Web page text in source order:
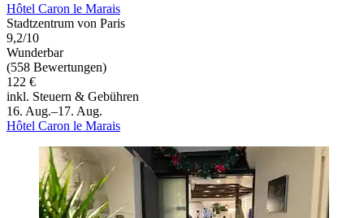
Hôtel Caron le Marais
Stadtzentrum von Paris
9,2/10
Wunderbar
(558 Bewertungen)
122 €
inkl. Steuern & Gebühren
16. Aug.–17. Aug.
Hôtel Caron le Marais